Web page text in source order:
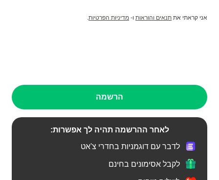
אני קראתי את תנאים והוראות ו- מדיניות הפרטיות.
הרשמה
לאחר ההרשמה תהיה לך אפשרות:
לדבר עם דוגמניות בחדרי צ'אט
לקבל אסימונים בחינם